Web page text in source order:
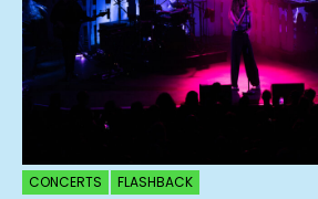
CONCERTS FLASHBACK